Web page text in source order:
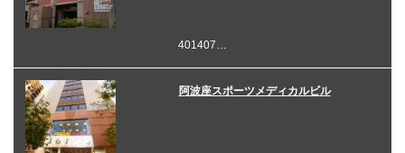
401407…
阿波座スポーツメディカルビル